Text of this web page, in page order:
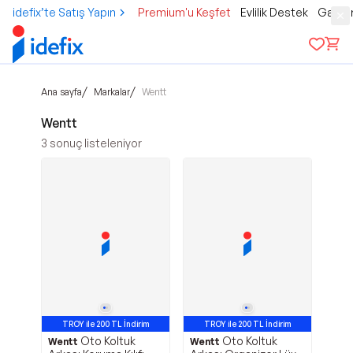
idefix’te Satış Yapın Premium'u Keşfet Evlilik Destek
Ana sayfa/ Markalar/ Wentt
Wentt
3 sonuç listeleniyor
TROY ile 200 TL İndirim
Wentt Oto Koltuk
TROY ile 200 TL İndirim
Wentt Oto Koltuk